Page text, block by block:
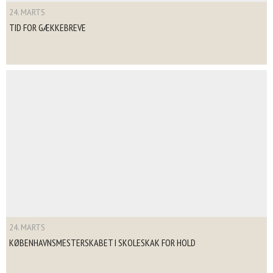
24. MARTS
TID FOR GÆKKEBREVE
24. MARTS
KØBENHAVNSMESTERSKABET I SKOLESKAK FOR HOLD